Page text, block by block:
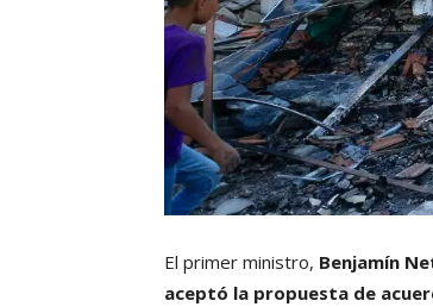
El primer ministro, Benjamín
aceptó la propuesta de